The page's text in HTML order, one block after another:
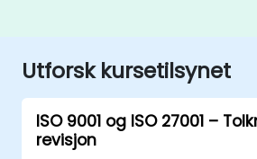
Utforsk kursetilsynet
ISO 9001 og ISO 27001 –
revisjon